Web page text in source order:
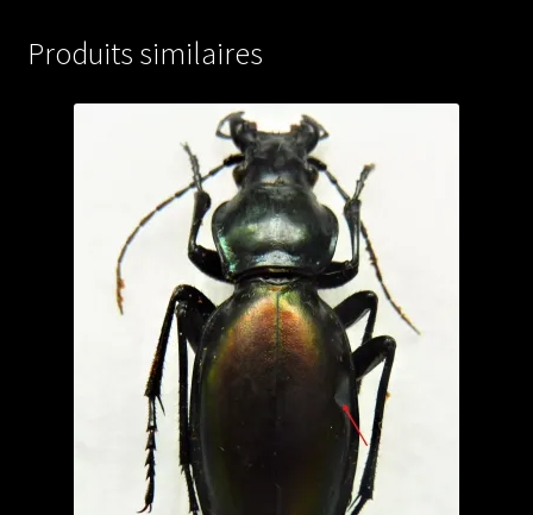
A1)
Produits similaires